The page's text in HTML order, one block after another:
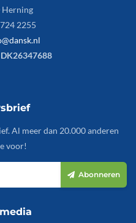
Herning
2255
Al meer dan 20.000 anderen
voor!
Abonneren